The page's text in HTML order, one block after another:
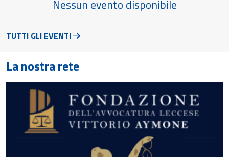
Nessun evento disponibile
TUTTI GLI EVENTI
La nostra rete